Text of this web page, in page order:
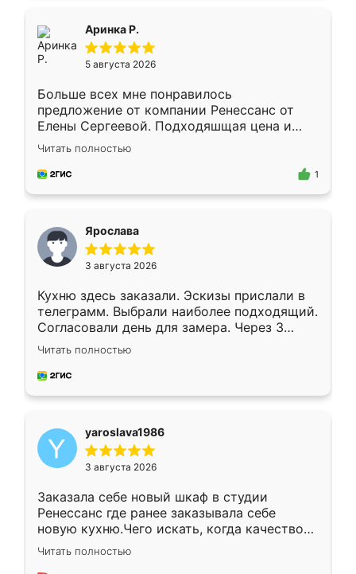
Аринка Р.
5 августа 2026
Больше всех мне понравилось
предложение от компании Ренессанс от
Елены Сергеевой. Подходяшщая цена и
короткие сроки изготовления. Приехавший
для замера сотрудник Владислав
предложил по моему эскизу самый
Читать полностью
1
Ярослава
3 августа 2026
Кухню здесь заказали. Эскизы прислали в
телеграмм. Выбрали наиболее подходящий.
Согласовали день для замера. Через 3
недели кухня была уже готова. Остались
довольны работой. Спасибо Ренессанс
мебель за качественную работу!
Читать полностью
yaroslava1986
3 августа 2026
Заказала себе новый шкаф в студии
Ренессанс где ранее заказывала себе
новую кухню.Чего искать, когда качеством
вполне довольна. Служит кухня уже почти
два года, нареканий нет.
Читать полностью